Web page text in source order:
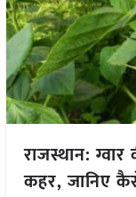
राजस्थान:
कहर, जानिए